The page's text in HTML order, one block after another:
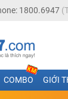
1800.6947
COMBO GIỚI
môn Toán - Lý -